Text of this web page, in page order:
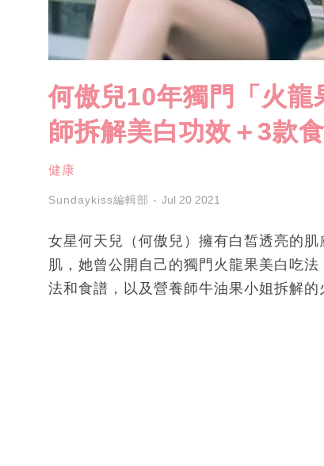
何傲兒10年獨門「火
師拆解美白功效＋3款
健康
Sundaykiss編輯部 Jul 20 2021
女星何天兒（何傲兒）擁有白皙透亮的
肌，她曾公開自己的獨門火龍果美白吃
法和食譜，以及營養師牛油果小姐拆解的